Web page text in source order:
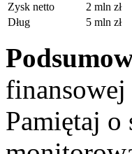
Zysk netto
2 mln zł
Dług
5‍ mln zł
Pamiętaj